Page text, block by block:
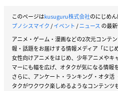
このページはkusuguru株式会社のにじめ
プノシスマイク/イベント /ニュース の最
アニメ・ゲーム・漫画などの2次元コンテ
報・話題をお届けする情報メディア「にじ
女性向けアニメをはじめ、少年アニメやキ
マーにも幅を広げ、オタクが気になる情報
さらに、アンケート・ランキング・オタ活
タクがワクワク楽しめるようなコンテンツ